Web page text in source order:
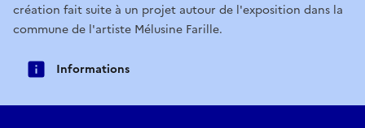
création fait suite à un projet autour de l'exposition dans la
commune de l'artiste Mélusine Farille.
Informations